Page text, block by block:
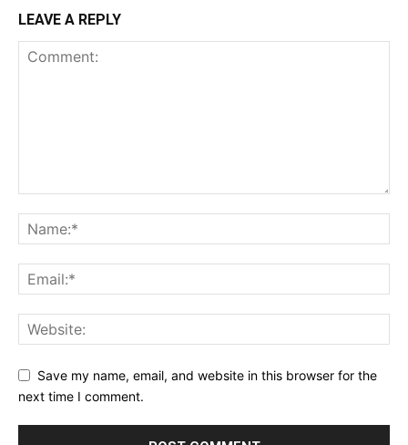
LEAVE A REPLY
Save my name, email, and website in this browser for the
next time I comment.